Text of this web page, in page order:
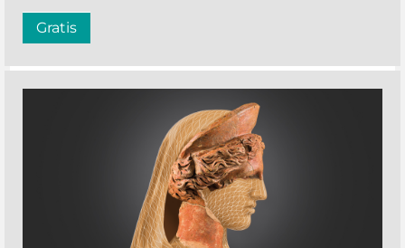
Gratis